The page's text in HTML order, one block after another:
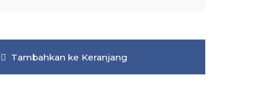
Tambahkan ke Keranjang